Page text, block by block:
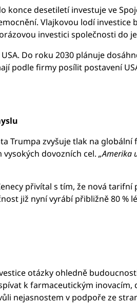
konce desetiletí investuje ve
Vlajkovou lodí
investici společnosti do
Do roku 2030 plánuje
podle firmy posílit postavení
Trumpa zvyšuje tlak na
dovozních cel. „Amerika
přivítal s tím, že nová
již nyní vyrábí přibližně 80
otázky ohledně
k farmaceutickým
nejasnostem v podpoře ze